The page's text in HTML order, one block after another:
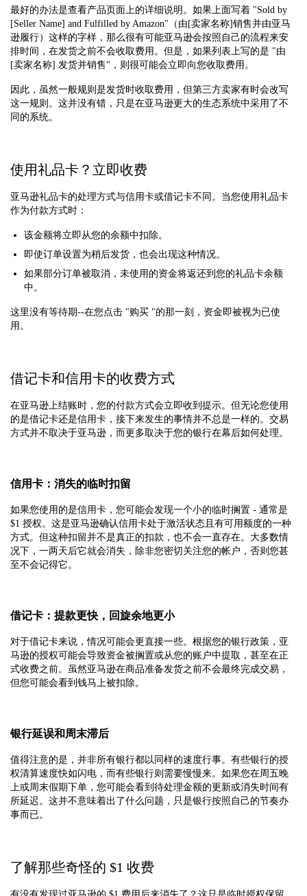
最好的办法是查看产品页面上的详细说明。如果上面写着 "Sold by
[Seller Name] and Fulfilled by Amazon"（由[卖家名称]销售并由亚马
逊履行）这样的字样，那么很有可能亚马逊会按照自己的流程来安
排时间，在发货之前不会收取费用。但是，如果列表上写的是 "由
[卖家名称] 发货并销售"，则很可能会立即向您收取费用。
因此，虽然一般规则是发货时收取费用，但第三方卖家有时会改写
这一规则。这并没有错，只是在亚马逊更大的生态系统中采用了不
同的系统。
使用礼品卡？立即收费
亚马逊礼品卡的处理方式与信用卡或借记卡不同。当您使用礼品卡
作为付款方式时：
该金额将立即从您的余额中扣除。
即使订单设置为稍后发货，也会出现这种情况。
如果部分订单被取消，未使用的资金将返还到您的礼品卡余额
中。
这里没有等待期--在您点击 "购买 "的那一刻，资金即被视为已使
用。
借记卡和信用卡的收费方式
在亚马逊上结账时，您的付款方式会立即收到提示。但无论您使用
的是借记卡还是信用卡，接下来发生的事情并不总是一样的。交易
方式并不取决于亚马逊，而更多取决于您的银行在幕后如何处理。
信用卡：消失的临时扣留
如果您使用的是信用卡，您可能会发现一个小的临时搁置 - 通常是
$1 授权。这是亚马逊确认信用卡处于激活状态且有可用额度的一种
方式。但这种扣留并不是真正的扣款，也不会一直存在。大多数情
况下，一两天后它就会消失，除非您密切关注您的帐户，否则您甚
至不会记得它。
借记卡：提款更快，回旋余地更小
对于借记卡来说，情况可能会更直接一些。根据您的银行政策，亚
马逊的授权可能会导致资金被搁置或从您的账户中提取，甚至在正
式收费之前。虽然亚马逊在商品准备发货之前不会最终完成交易，
但您可能会看到钱马上被扣除。
银行延误和周末滞后
值得注意的是，并非所有银行都以同样的速度行事。有些银行的授
权清算速度快如闪电，而有些银行则需要慢慢来。如果您在周五晚
上或周末假期下单，您可能会看到待处理金额的更新或消失时间有
所延迟。这并不意味着出了什么问题，只是银行按照自己的节奏办
事而已。
了解那些奇怪的 $1 收费